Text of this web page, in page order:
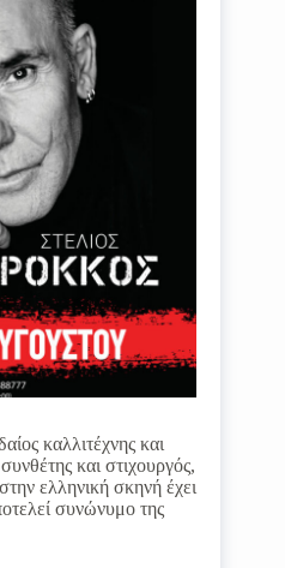
καλλιτέχνης και
και στιχουργός,
ελληνική σκηνή έχει
συνώνυμο της